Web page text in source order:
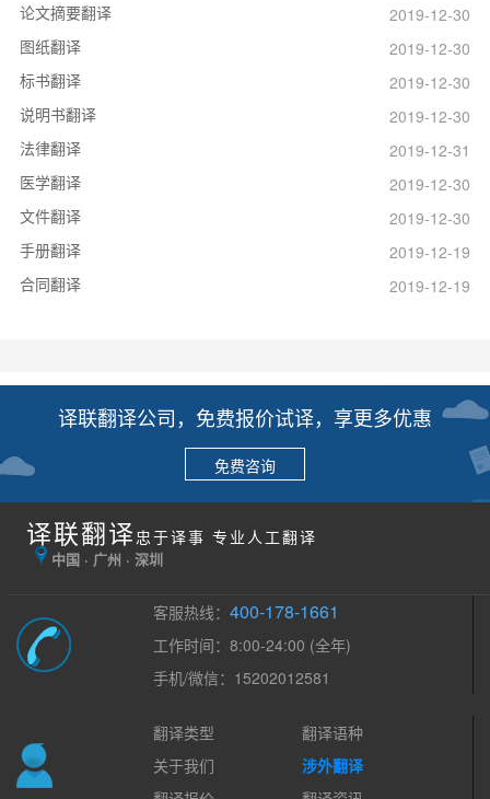
论文摘要翻译
2019-12-30
图纸翻译
2019-12-30
标书翻译
2019-12-30
说明书翻译
2019-12-30
法律翻译
2019-12-31
医学翻译
2019-12-30
文件翻译
2019-12-30
手册翻译
2019-12-19
合同翻译
2019-12-19
译联翻译公司，免费报价试译，享更多优惠
免费咨询
译联翻译 忠于译事 专业人工翻译
中国 · 广州 · 深圳
客服热线：400-178-1661
工作时间：8:00-24:00 (全年)
手机/微信：15202012581
翻译类型
翻译语种
关于我们
涉外翻译